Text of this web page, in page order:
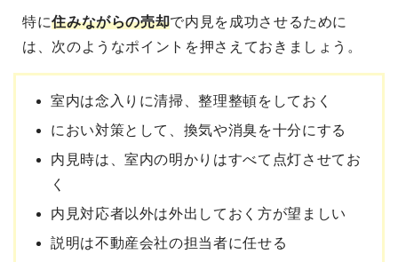
特に住みながらの売却で内見を成功させるために
は、次のようなポイントを押さえておきましょう。
室内は念入りに清掃、整理整頓をしておく
におい対策として、換気や消臭を十分にする
内見時は、室内の明かりはすべて点灯させてお
く
内見対応者以外は外出しておく方が望ましい
説明は不動産会社の担当者に任せる